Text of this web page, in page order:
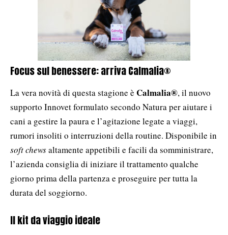
Focus sul benessere: arriva Calmalia®
La vera novità di questa stagione è Calmalia®, il nuovo
supporto Innovet formulato secondo Natura per aiutare i
cani a gestire la paura e l’agitazione legate a viaggi,
rumori insoliti o interruzioni della routine. Disponibile in
soft chewsaltamente appetibili e facili da somministrare,
l’azienda consiglia di iniziare il trattamento qualche
giorno prima della partenza e proseguire per tutta la
durata del soggiorno.
Il kit da viaggio ideale